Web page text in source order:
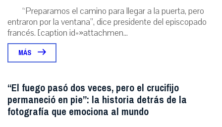
“Preparamos el camino para llegar a la puerta, pero
entraron por la ventana”, dice presidente del episcopado
francés. [caption id=»attachmen...
MÁS
“El fuego pasó dos veces, pero el crucifijo
permaneció en pie”: la historia detrás de la
fotografía que emociona al mundo